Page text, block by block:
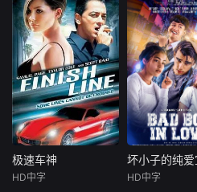
业求职后，他们选
择了逃离。从都市
到县城再到无人
区。这是一部关于
青年成长的故事，
当他们面对婚姻，
家庭，事业的时
候，他们依旧像没
有长大的孩子。可
时间不会听你解
释，它已经熟练的
将你送入人生的另
来捣乱，
白客
00后女孩吴小北惨
遭“断崖式分手”，
失恋后的她在发疯
和颓废中反复横
跳，终于决定反
击！小北跌跌撞撞
做完了“失恋后也不
必做的12件事”：改
造自己、假装理
性、周旋于形形色
Esposito
十三岁的
里科与苏西
不勒斯两大
佬的后代。
生活变成了
望的狂飙，
离掌控并彻
了命运。但
他们也将迎
盲区，那是能
极速车神
极速车神
HD中字
坏小子的纯爱
HD中字